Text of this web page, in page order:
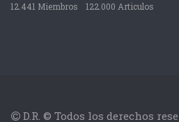
12.441 Miembros 122.000 Articulos
D.R. © Todos los derechos